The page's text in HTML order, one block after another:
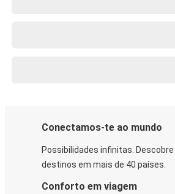
Conectamos-te ao mundo
Possibilidades infinitas.
destinos em mais de 40 países.
Conforto em viagem